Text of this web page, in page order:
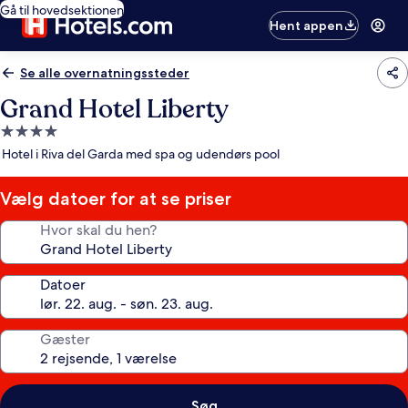
Gå til hovedsektionen
Hent appen
Se alle overnatningssteder
Grand Hotel Liberty
4.0-
stjernet
Hotel i Riva del Garda med spa og udendørs pool
Vælg datoer for at se priser
Hvor skal du hen?
Datoer
Gæster